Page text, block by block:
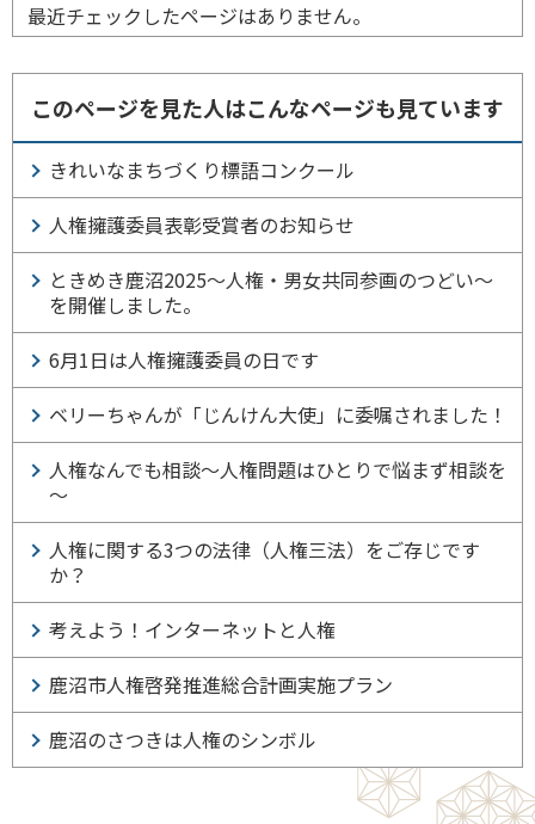
最近チェックしたページはありません。
このページを見た人はこんなページも見ています
きれいなまちづくり標語コンクール
人権擁護委員表彰受賞者のお知らせ
ときめき鹿沼2025～人権・男女共同参画のつどい～
を開催しました。
6月1日は人権擁護委員の日です
ベリーちゃんが「じんけん大使」に委嘱されました！
人権なんでも相談～人権問題はひとりで悩まず相談を
～
人権に関する3つの法律（人権三法）をご存じです
か？
考えよう！インターネットと人権
鹿沼市人権啓発推進総合計画実施プラン
鹿沼のさつきは人権のシンボル